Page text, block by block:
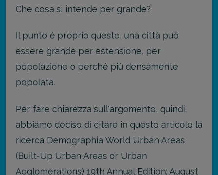
Che cosa si intende per grande?
Il punto è proprio questo, una città può
essere grande per estensione, per
popolazione o perché più densamente
popolata.
Per fare chiarezza sull'argomento, quindi,
abbiamo deciso di citare in questo articolo la
ricerca Demographia World Urban Areas
(Built-Up Urban Areas or Urban
Agglomerations) 19th Annual Edition: August